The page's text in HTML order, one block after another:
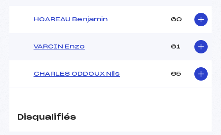
HOAREAU Benjamin 60
VARCIN Enzo 61
CHARLES ODDOUX Nils 65
Disqualifiés